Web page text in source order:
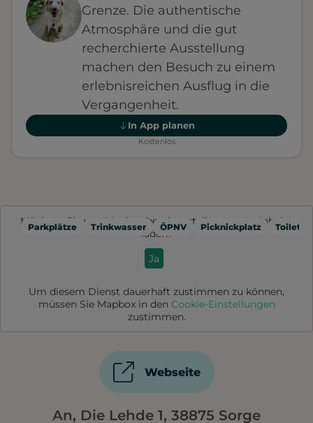
Grenze. Die authentische
Atmosphäre und die gut
recherchierte Ausstellung
machen den Besuch zu einem
erlebnisreichen Ausflug in die
Vergangenheit.
In App planen
Kostenlos
Parkplätze Trinkwasser ÖPNV Picknickplatz
Möchten Sie von Mapbox
bereitgestellte externe Inhalte
laden?
Ja
Um diesem Dienst dauerhaft zustimmen zu können,
müssen Sie Mapboxin den Cookie-Einstellungen
zustimmen.
Webseite
An, Die Lehde 1, 38875 Sorge